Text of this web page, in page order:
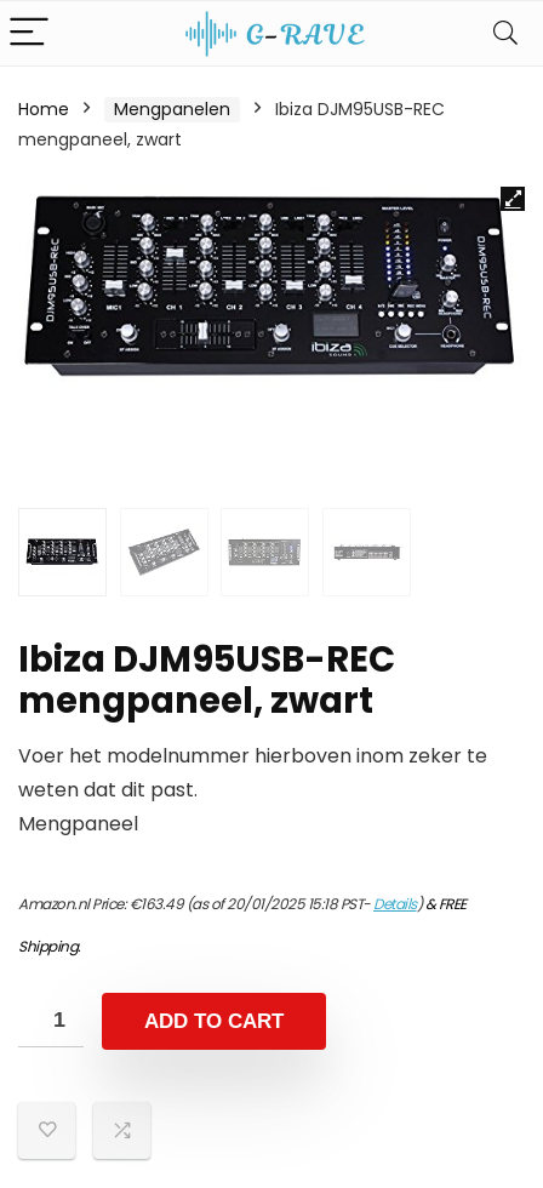
Home Mengpanelen
Ibiza DJM95USB-REC
mengpaneel, zwart
Ibiza DJM95USB-REC
mengpaneel, zwart
Voer het modelnummer hierboven inom zeker te
weten dat dit past.
Mengpaneel
Amazon.nl Price:€163.49(as of 20/01/2025 15:18 PST-Details)&FREE
Shipping.
ADD TO CART